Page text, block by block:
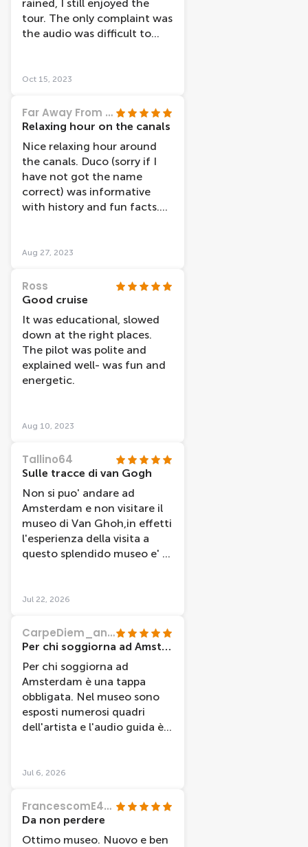
Maybe the canal boat
starting from the museums
station. There are lots of
with Lovers as their boats
appear a lot more modern
than many others we saw. I
would definitely recommend
the cruise and my teenage
daughter said it was one of
the nicest things we did
rained, I still enjoyed the
tour. The only complaint was
the audio was difficult to
Oct 15, 2023
Far Away From Every Day
Relaxing hour on the canals
Nice relaxing hour around
the canals. Duco (sorry if I
have not got the name
correct) was informative
with history and fun facts.
Aug 27, 2023
Ross
Good cruise
It was educational, slowed
down at the right places.
The pilot was polite and
explained well- was fun and
energetic.
Aug 10, 2023
Tallino64
Sulle tracce di van Gogh
Non si puo' andare ad
Amsterdam e non visitare il
museo di Van Ghoh,in effetti
l'esperienza della visita a
questo splendido museo e' di
spiegato dalla audioguida e
basilari per conoscere il Van
Grog artista e sopratutto
uomo
Jul 22, 2026
CarpeDiem_and_go
Per chi soggiorna ad Amsterdam è una meta da non mancare
Per chi soggiorna ad
Amsterdam è una tappa
obbligata. Nel museo sono
esposti numerosi quadri
dell'artista e l'audio guida è
approfondimento della
completo, ne vale la pena per
le esaurienti spiegazioni
fornite
Jul 6, 2026
FrancescomE4409LH
Da non perdere
Ottimo museo. Nuovo e ben